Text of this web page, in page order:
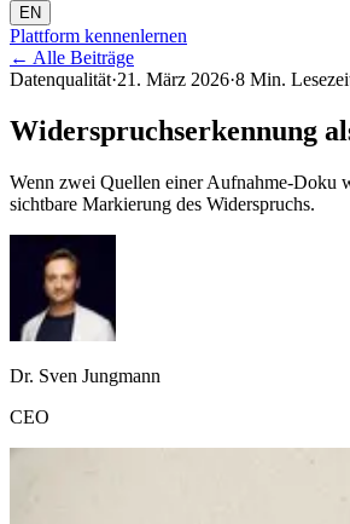
EN
Plattform kennenlernen
← Alle Beiträge
Datenqualität·21. März 2026·8 Min.
Widerspruchserkennung
Wenn zwei Quellen einer Aufnahme-Doku
sichtbare Markierung des Widerspruchs.
Dr. Sven Jungmann
CEO